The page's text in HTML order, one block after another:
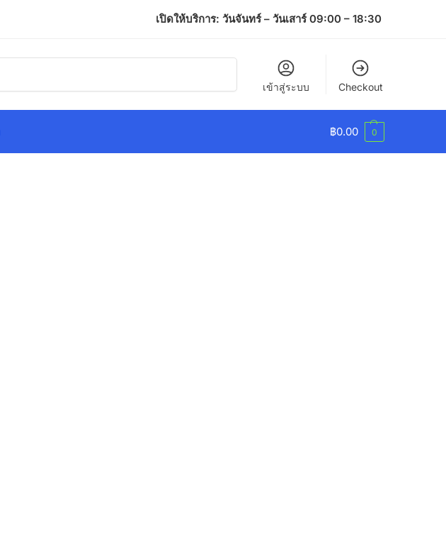
เปิดให้บริการ: วันจันทร์ – วันเสาร์ 09:00 – 18:30
เข้าสู่ระบบ Checkout
฿0.00 0